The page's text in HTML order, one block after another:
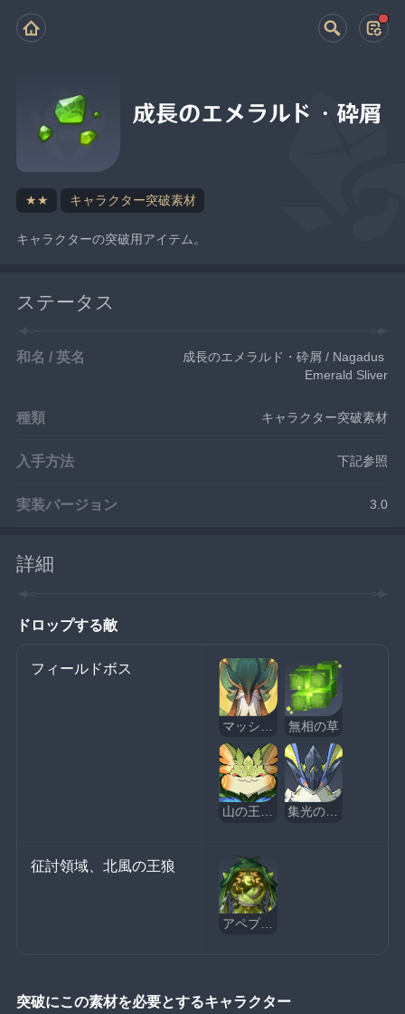
成長のエメラルド・砕屑
★★ キャラクター突破素材
キャラクターの突破用アイテム。
ステータス
和名 / 英名
成長のエメラルド・砕屑 / Nagadus
Emerald Sliver
種類 キャラクター突破素材
入手方法 下記参照
実装バージョン 3.0
詳細
ドロップする敵
フィールドボス
無相の草
山の王・貪食のユムカ竜 集光の幻月蝶
征討領域、北風の王狼
アペプのオアシス守護者
突破にこの素材を必要とするキャラクター